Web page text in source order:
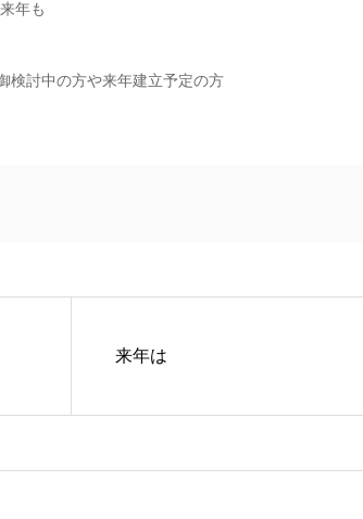
年も
検討中の方や来年建立予定の方
来年は